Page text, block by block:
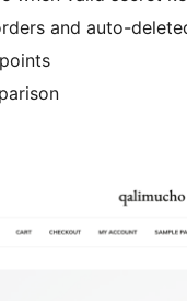
and auto-